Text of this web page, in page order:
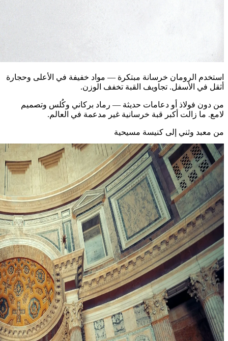
استخدم الرومان خرسانة مبتكرة — مواد خفيفة في الأعلى وحجارة
أثقل في الأسفل. تجاويف القبة تخفف الوزن.
من دون فولاذ أو دعامات حديثة — رماد بركاني وكُلس وتصميم
لامع. ما زالت أكبر قبة خرسانية غير مدعمة في العالم.
من معبد وثني إلى كنيسة مسيحية